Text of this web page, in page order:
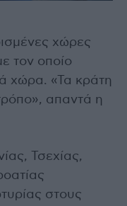
χώρες
τον οποίο
χώρα. «Τα κράτη
απαντά η
Τσεχίας,
στους